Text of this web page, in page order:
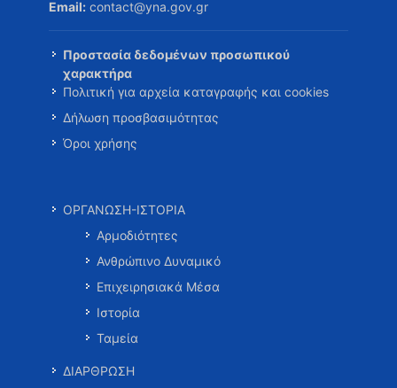
Email: contact@yna.gov.gr
Προστασία δεδομένων προσωπικού
χαρακτήρα
Πολιτική για αρχεία καταγραφής και cookies
Δήλωση προσβασιμότητας
Όροι χρήσης
ΟΡΓΑΝΩΣΗ-ΙΣΤΟΡΙΑ
Αρμοδιότητες
Ανθρώπινο Δυναμικό
Επιχειρησιακά Μέσα
Ιστορία
Ταμεία
ΔΙΑΡΘΡΩΣΗ